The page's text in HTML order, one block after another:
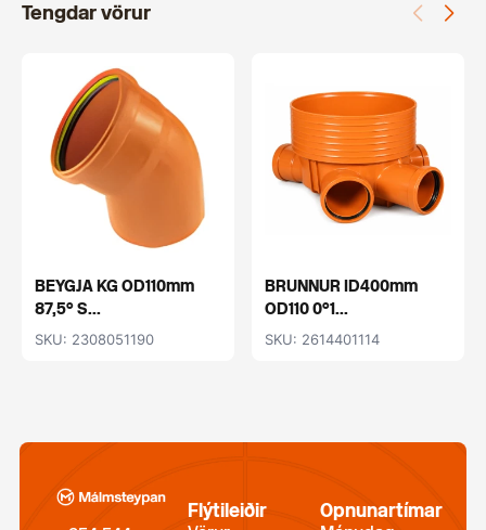
Tengdar vörur
BEYGJA KG OD110mm
87,5° S...
SKU: 2308051190
BRUNNUR ID400mm
OD110 0°1...
SKU: 2614401114
Flýtileiðir Opnunartímar